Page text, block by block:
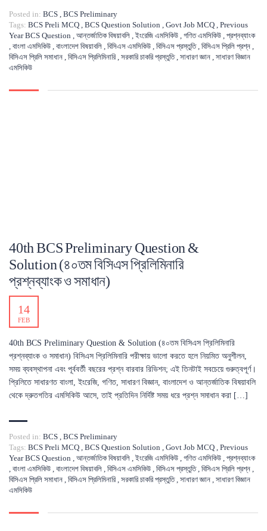
Posted in: BCS , BCS Preliminary
Tags: BCS Preli MCQ , BCS Question Solution , Govt Job MCQ , Previous
Year BCS Question , আন্তর্জাতিক বিষয়াবলি , ইংরেজি এমসিকিউ , গণিত এমসিকিউ , প্রশ্নব্যাংক
, বাংলা এমসিকিউ , বাংলাদেশ বিষয়াবলি , বিসিএস এমসিকিউ , বিসিএস প্রস্তুতি, বিসিএস প্রিলি প্রশ্ন ,
বিসিএস প্রিলি সমাধান , বিসিএস প্রিলিমিনারি , সরকারি চাকরি প্রস্তুতি, সাধারণ জ্ঞান , সাধারণ বিজ্ঞান
এমসিকিউ
40th BCS Preliminary Question &
Solution (৪০তম বিসিএস প্রিলিমিনারি
প্রশ্নব্যাংক ও সমাধান)
14
FEB
40th BCS Preliminary Question & Solution (৪০তম বিসিএস প্রিলিমিনারি
প্রশ্নব্যাংক ও সমাধান) বিসিএস প্রিলিমিনারি পরীক্ষায় ভালো করতে হলে নিয়মিত অনুশীলন,
সময় ব্যবস্থাপনা এবং পূর্ববর্তী বছরের প্রশ্ন বারবার রিভিশন; এই তিনটাই সবচেয়ে গুরুত্বপূর্ণ।
প্রিলিতে সাধারণত বাংলা, ইংরেজি, গণিত, সাধারণ বিজ্ঞান, বাংলাদেশ ও আন্তর্জাতিক বিষয়াবলি
থেকে দ্রুতগতির এমসিকিউ আসে, তাই প্রতিদিন নির্দিষ্ট সময় ধরে প্রশ্ন সমাধান করা […]
Posted in: BCS , BCS Preliminary
Tags: BCS Preli MCQ , BCS Question Solution , Govt Job MCQ , Previous
Year BCS Question , আন্তর্জাতিক বিষয়াবলি , ইংরেজি এমসিকিউ , গণিত এমসিকিউ , প্রশ্নব্যাংক
, বাংলা এমসিকিউ , বাংলাদেশ বিষয়াবলি , বিসিএস এমসিকিউ , বিসিএস প্রস্তুতি, বিসিএস প্রিলি প্রশ্ন ,
বিসিএস প্রিলি সমাধান , বিসিএস প্রিলিমিনারি , সরকারি চাকরি প্রস্তুতি, সাধারণ জ্ঞান , সাধারণ বিজ্ঞান
এমসিকিউ